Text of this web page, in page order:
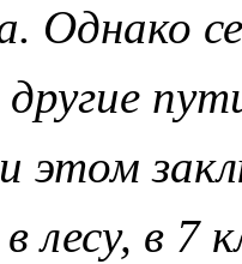
Однако
этом
лесу, в 7